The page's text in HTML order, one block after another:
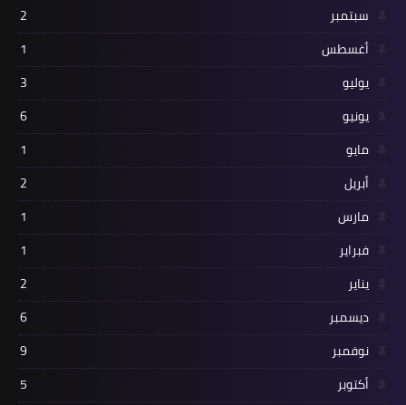
سبتمبر
2
أغسطس
1
يوليو
3
يونيو
6
مايو
1
أبريل
2
مارس
1
فبراير
1
يناير
2
ديسمبر
6
نوفمبر
9
أكتوبر
5